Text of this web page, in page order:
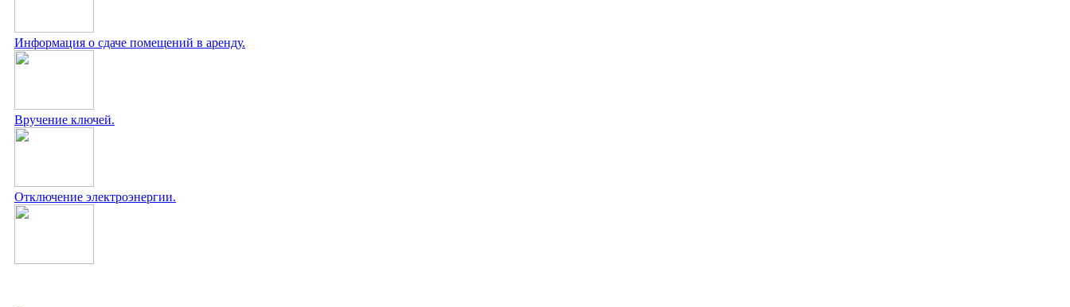
Информация о сдаче помещений в аренду.
Вручение ключей.
Отключение электроэнергии.